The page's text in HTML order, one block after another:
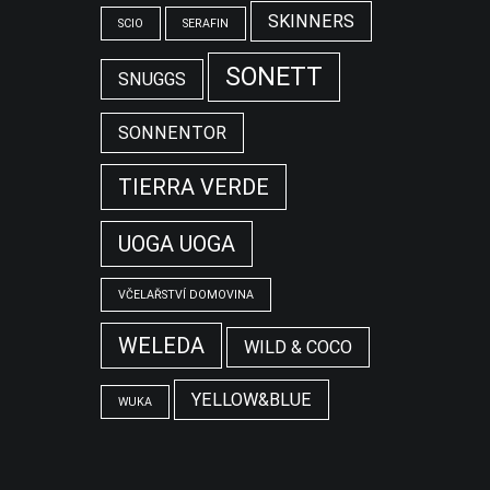
SCIO SERAFIN SKINNERS
SNUGGS SONETT
SONNENTOR
TIERRA VERDE
UOGA UOGA
VČELAŘSTVÍ DOMOVINA
WELEDA WILD & COCO
WUKA YELLOW&BLUE